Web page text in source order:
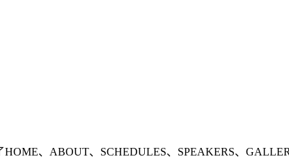
、ABOUT、SCHEDULES、SPEAKERS、